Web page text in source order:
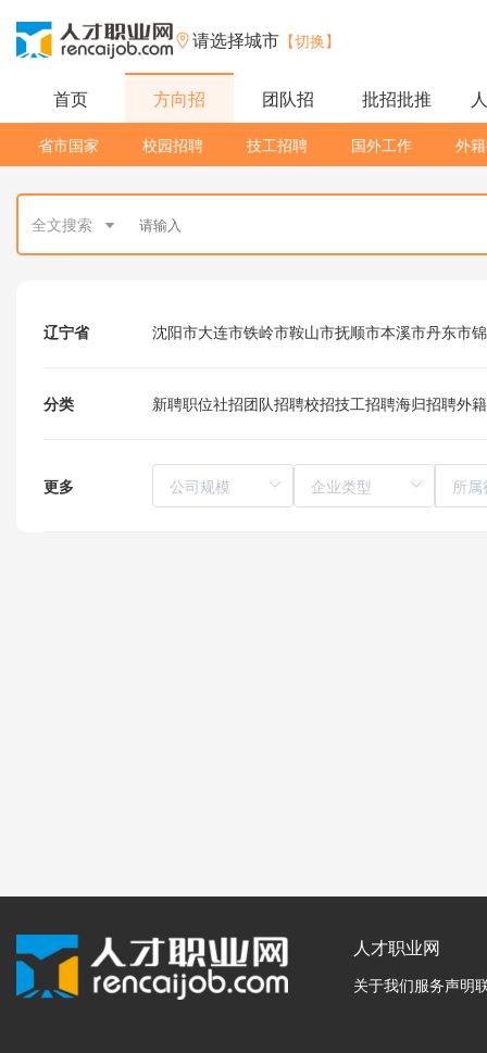
请选择城市 【切换】
首页 方向招 团队招 批招批推
省市国家 校园招聘 技工招聘 国外工作 外
全文搜索
辽宁省 沈阳市大连市铁岭市鞍山市抚顺市本溪市丹东市
分类 新聘职位社招团队招聘校招技工招聘海归招聘外
更多 所
人才职业网
关于我们服务声明